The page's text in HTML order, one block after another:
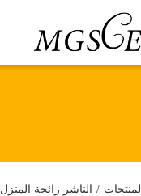
المنتجات / الناشر رائحة المنزل